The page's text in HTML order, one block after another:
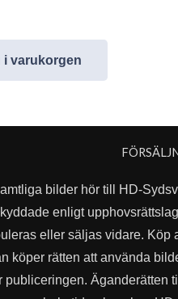
i varukorgen
bilder hör till HD-
enligt
eller säljas vidare. Köp
köper rätten att använda
publiceringen. Äganderätten